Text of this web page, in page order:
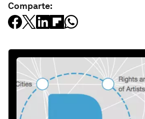
Comparte: